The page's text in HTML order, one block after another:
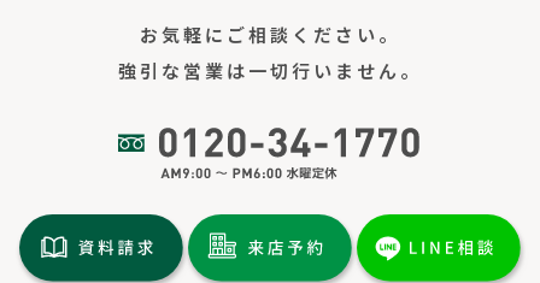
お気軽にご相談ください。
強引な営業は一切行いません。